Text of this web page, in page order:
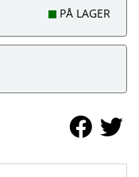
PÅ LAGER